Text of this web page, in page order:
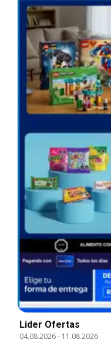
Lider Ofertas
04.08.2026- 11.08.2026